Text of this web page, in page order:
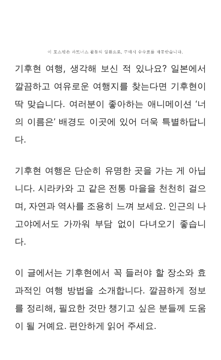
기후현 여행, 생각해 보신 적 있나요? 일본에서
깔끔하고 여유로운 여행지를 찾는다면 기후현이
딱 맞습니다. 여러분이 좋아하는 애니메이션 ‘너
의 이름은’ 배경도 이곳에 있어 더욱 특별하답니
다.
기후현 여행은 단순히 유명한 곳을 가는 게 아닙
니다. 시라카와 고 같은 전통 마을을 천천히 걸으
며, 자연과 역사를 조용히 느껴 보세요. 인근의 나
고야에서도 가까워 부담 없이 다녀오기 좋습니
다.
이 글에서는 기후현에서 꼭 들러야 할 장소와 효
과적인 여행 방법을 소개합니다. 깔끔하게 정보
를 정리해, 필요한 것만 챙기고 싶은 분들께 도움
이 될 거예요. 편안하게 읽어 주세요.